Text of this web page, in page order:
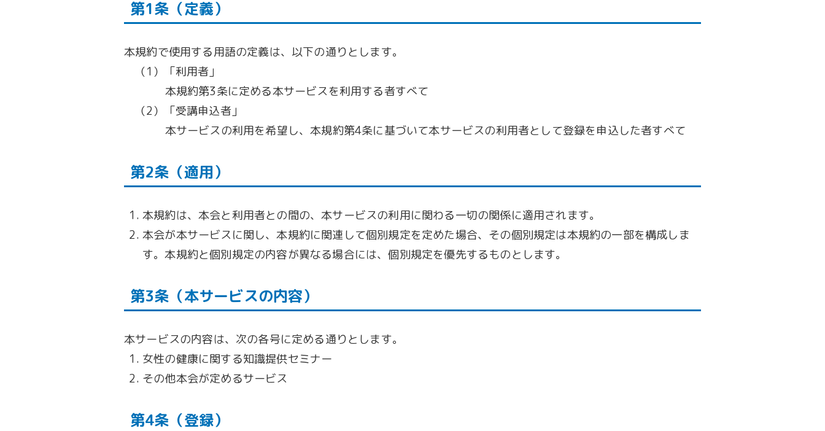
第1条（定義）
本規約で使用する用語の定義は、以下の通りとします。
（1）「利用者」
本規約第3条に定める本サービスを利用する者すべて
（2）「受講申込者」
本サービスの利用を希望し、本規約第4条に基づいて本サービスの利用者として登録を申込した者すべて
第2条（適用）
本規約は、本会と利用者との間の、本サービスの利用に関わる一切の関係に適用されます。
本会が本サービスに関し、本規約に関連して個別規定を定めた場合、その個別規定は本規約の一部を構成しま
す。本規約と個別規定の内容が異なる場合には、個別規定を優先するものとします。
第3条（本サービスの内容）
本サービスの内容は、次の各号に定める通りとします。
女性の健康に関する知識提供セミナー
その他本会が定めるサービス
第4条（登録）